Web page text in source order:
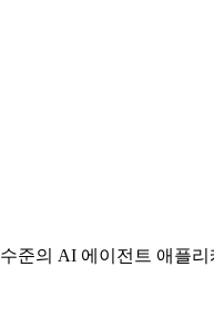
준의 AI 에이전트 애플